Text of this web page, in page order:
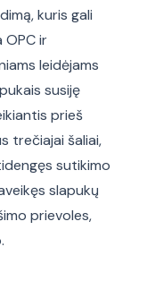
kuris gali
ir
leidėjams
susiję
prieš
trečiajai šaliai,
sutikimo
slapukų
prievoles,